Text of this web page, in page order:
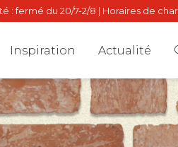
: fermé du 20/7-2/8 | Horaires de
Inspiration Actualité